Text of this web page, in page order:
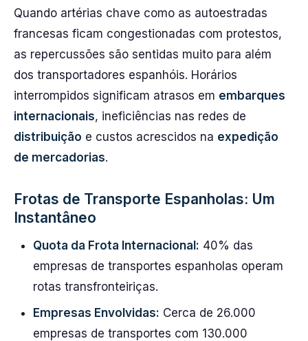
Quando artérias chave como as autoestradas
francesas ficam congestionadas com protestos,
as repercussões são sentidas muito para além
dos transportadores espanhóis. Horários
interrompidos significam atrasos em embarques
internacionais, ineficiências nas redes de
distribuição e custos acrescidos na expedição
de mercadorias.
Frotas de Transporte Espanholas: Um
Instantâneo
Quota da Frota Internacional: 40% das
empresas de transportes espanholas operam
rotas transfronteiriças.
Empresas Envolvidas: Cerca de 26.000
empresas de transportes com 130.000